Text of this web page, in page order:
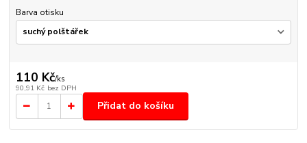
Barva otisku
110 Kč/ks
90,91 Kč bez DPH
Přidat do košíku